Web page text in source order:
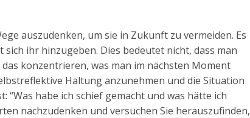
auszudenken, um sie in Zukunft zu vermeiden. Es
ihr hinzugeben. Dies bedeutet nicht, dass man
konzentrieren, was man im nächsten Moment
Haltung anzunehmen und die Situation
“Was habe ich schief gemacht und was hätte ich
nachzudenken und versuchen Sie herauszufinden,